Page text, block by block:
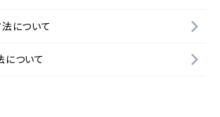
について
について